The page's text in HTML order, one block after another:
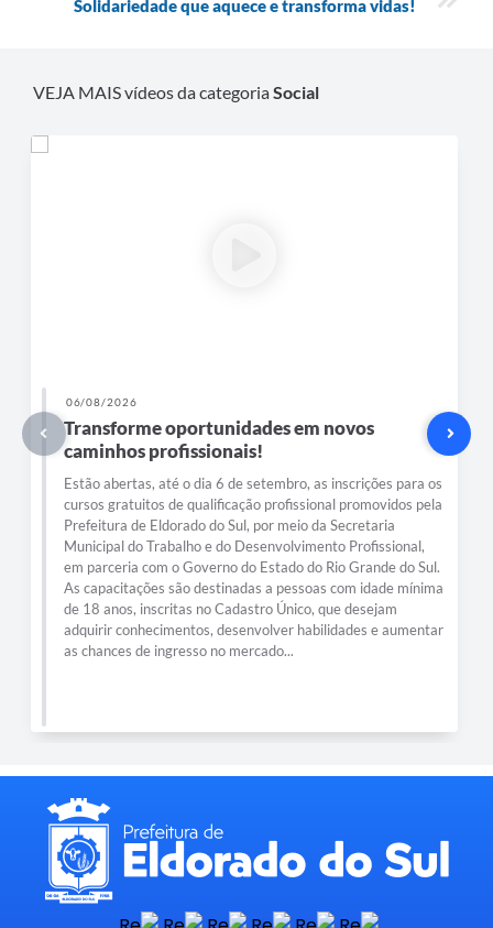
Solidariedade que aquece e transforma vidas!
VEJA MAIS vídeos da categoriaSocial
04/07/2026
Solidariedade que chega a quem mais
precisa!
A Prefeitura de Eldorado do Sul, por meio da Casa Solidária
da Resiliência, realizou mais uma ação de entrega de doações
na comunidade do Belo Monte. A iniciativa tem como
objetivo levar apoio às famílias em situação de
vulnerabilidade, por meio da distribuição de roupas, calçados
e outros itens arrecadados graças à solidariedade da
comunidade e de parceiros. Cada doação representa um
gesto de cuidado, acolhimento e esperança, fortalecendo o
compromisso do município com a reconstrução da...